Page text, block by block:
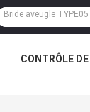
CONTRÔLE